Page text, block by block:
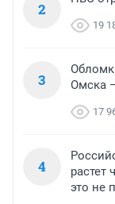
2
19
3
Омска
17
4
растет
это не